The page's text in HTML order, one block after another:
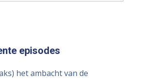
episodes
het ambacht van de